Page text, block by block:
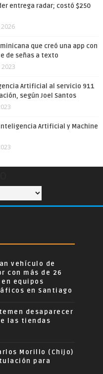
entrega radar; costó $250
2026
que creó una app con
de señas a texto
2023
Artificial al servicio 911
según Joel Santos
Artificial y Machine
vehículo de
con más de 26
equipos
en Santiago
desaparecer
las tiendas
Morillo (Chijo)
para